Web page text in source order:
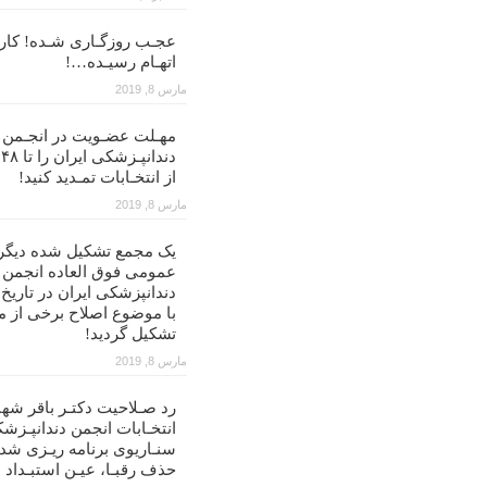
عجـب روزگـاری شـده! کار
اتهـام رسیـده…!
مارس 8, 2019
مهـلت عضـویت در
از انتخـابات تمـدید کنید!
مارس 8, 2019
یک مجمع تشکیل شده
عمومی فوق العاده
با موضوع اصلاح برخی از
تشکیل گردید!
مارس 8, 2019
رد صـلاحیت دکتـر باقر
انتخـابات انجمن
سنـاریوی برنامه ریـزی
حذف رقبـا، عیـن